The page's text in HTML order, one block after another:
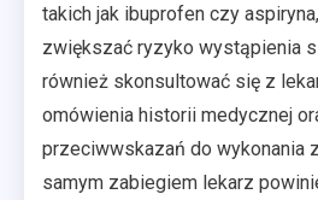
takich jak ibuprofen czy
zwiększać ryzyko wystąpienia
również skonsultować się z
omówienia historii medycznej
przeciwwskazań do wykonania
samym zabiegiem lekarz